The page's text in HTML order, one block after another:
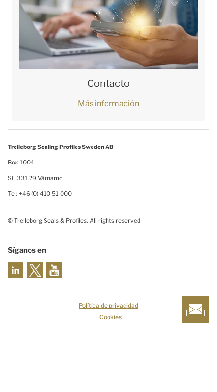
Contacto
Más información
Trelleborg Sealing Profiles Sweden AB
Box 1004
SE 331 29 Värnamo
Tel: +46 (0) 410 51 000
© Trelleborg Seals & Profiles. All rights reserved
Síganos en
Política de privacidad
Cookies